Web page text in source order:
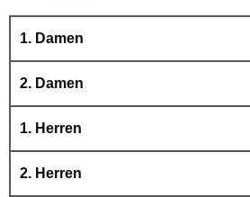
1. Damen
2. Damen
1. Herren
2. Herren